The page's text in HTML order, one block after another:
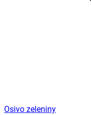
Osivo zeleniny